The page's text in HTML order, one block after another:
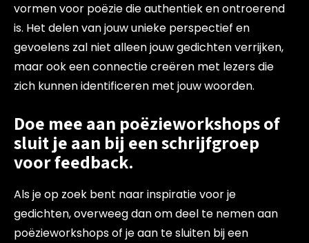
vormen voor poëzie die authentiek en ontroerend
is. Het delen van jouw unieke perspectief en
gevoelens zal niet alleen jouw gedichten verrijken,
maar ook een connectie creëren met lezers die
zich kunnen identificeren met jouw woorden.
Doe mee aan poëzieworkshops of
sluit je aan bij een schrijfgroep
voor feedback.
Als je op zoek bent naar inspiratie voor je
gedichten, overweeg dan om deel te nemen aan
poëzieworkshops of je aan te sluiten bij een